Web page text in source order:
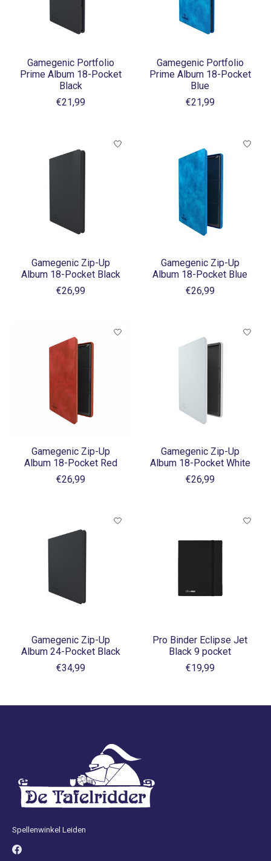
Gamegenic Portfolio
Prime Album 18-Pocket
Black
€21,99
Gamegenic Portfolio
Prime Album 18-Pocket
Blue
€21,99
Gamegenic Zip-Up
Album 18-Pocket Black
€26,99
Gamegenic Zip-Up
Album 18-Pocket Blue
€26,99
Gamegenic Zip-Up
Album 18-Pocket Red
€26,99
Gamegenic Zip-Up
Album 18-Pocket White
€26,99
Gamegenic Zip-Up
Album 24-Pocket Black
€34,99
Pro Binder Eclipse Jet
Black 9 pocket
€19,99
Spellenwinkel Leiden